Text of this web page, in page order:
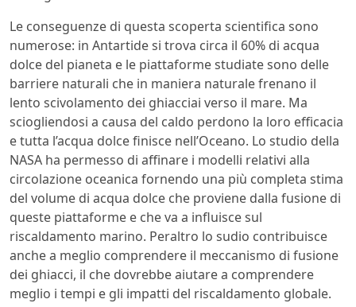
Le conseguenze di questa scoperta scientifica sono
numerose: in Antartide si trova circa il 60% di acqua
dolce del pianeta e le piattaforme studiate sono delle
barriere naturali che in maniera naturale frenano il
lento scivolamento dei ghiacciai verso il mare. Ma
sciogliendosi a causa del caldo perdono la loro efficacia
e tutta l’acqua dolce finisce nell’Oceano. Lo studio della
NASA ha permesso di affinare i modelli relativi alla
circolazione oceanica fornendo una più completa stima
del volume di acqua dolce che proviene dalla fusione di
queste piattaforme e che va a influisce sul
riscaldamento marino. Peraltro lo sudio contribuisce
anche a meglio comprendere il meccanismo di fusione
dei ghiacci, il che dovrebbe aiutare a comprendere
meglio i tempi e gli impatti del riscaldamento globale.